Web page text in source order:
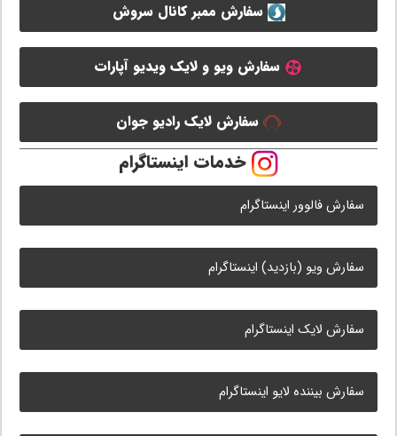
سفارش ممبر کانال سروش
سفارش ویو و لایک ویدیو آپارات
سفارش لایک رادیو جوان
خدمات اینستاگرام
سفارش فالوور اینستاگرام
سفارش ویو (بازدید) اینستاگرام
سفارش لایک اینستاگرام
سفارش بیننده لایو اینستاگرام